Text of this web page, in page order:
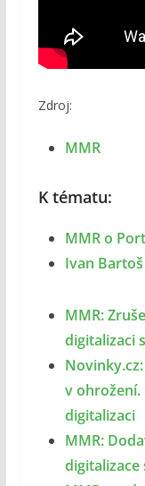
Zdroj:
MMR
K tématu:
MMR o
Ivan
MMR:
digitalizaci
v ohrožení.
digitalizaci
MMR: